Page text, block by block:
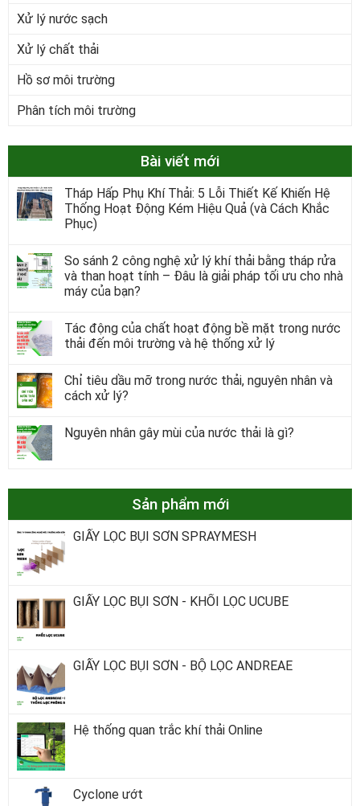
Xử lý nước sạch
Xử lý chất thải
Hồ sơ môi trường
Phân tích môi trường
Bài viết mới
Tháp Hấp Phụ Khí Thải: 5 Lỗi Thiết Kế Khiến Hệ
Thống Hoạt Động Kém Hiệu Quả (và Cách Khắc
Phục)
So sánh 2 công nghệ xử lý khí thải bằng tháp rửa
và than hoạt tính – Đâu là giải pháp tối ưu cho nhà
máy của bạn?
Tác động của chất hoạt động bề mặt trong nước
thải đến môi trường và hệ thống xử lý
Chỉ tiêu dầu mỡ trong nước thải, nguyên nhân và
cách xử lý?
Nguyên nhân gây mùi của nước thải là gì?
Sản phẩm mới
GIẤY LỌC BỤI SƠN SPRAYMESH
GIẤY LỌC BỤI SƠN - KHỐI LỌC UCUBE
GIẤY LỌC BỤI SƠN - BỘ LỌC ANDREAE
Hệ thống quan trắc khí thải Online
Cyclone ướt